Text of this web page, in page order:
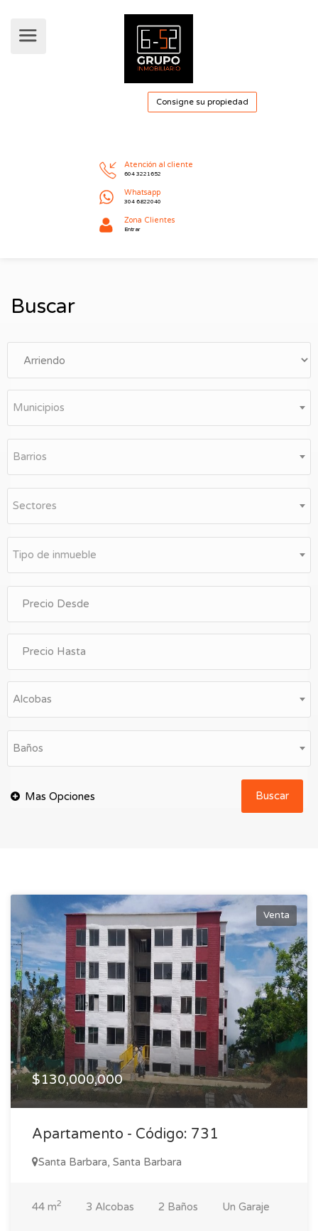
Buscar
Municipios
Barrios
Sectores
Tipo de inmueble
Alcobas
Baños
Buscar
Venta
$130,000,000
Apartamento - Código: 731
Santa Barbara, Santa Barbara
44 m2 3 Alcobas 2 Baños Un Garaje